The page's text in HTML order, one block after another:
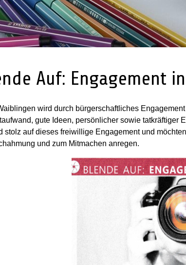
Auf: Engagement
wird durch bürgerschaftliches
gute Ideen, persönlicher sowie tatkräftiger
stolz auf dieses freiwillige Engagement und
und zum Mitmachen anregen.